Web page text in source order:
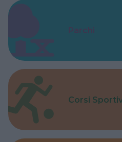
Parchi
Corsi